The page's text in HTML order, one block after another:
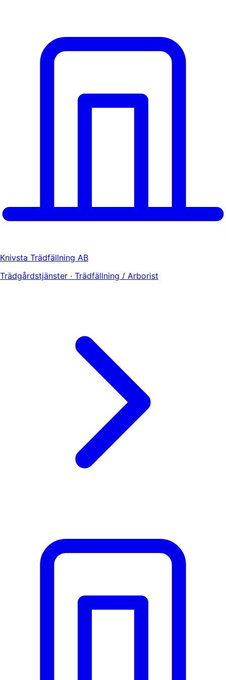
Knivsta Trädfällning AB
Trädgårdstjänster · Trädfällning / Arborist